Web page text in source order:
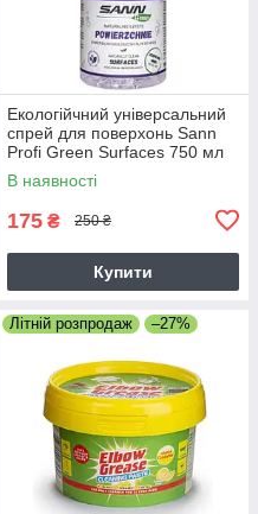
Екологійчний універсальний
спрей для поверхонь Sann
Profi Green Surfaces 750 мл
В наявності
175 ₴ 250 ₴
Купити
Літній розпродаж –27%